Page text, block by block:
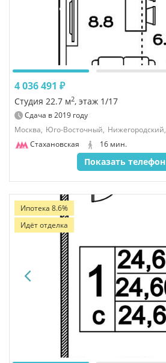
4 036 491 ₽
Студия 22.7 м2, этаж 1/17
Сдача в2019 году
Москва, Юго-Восточный, Нижегородский,
Стахановская
16 мин.
Показать телефон
Ипотека 8.6%
Идёт отделка